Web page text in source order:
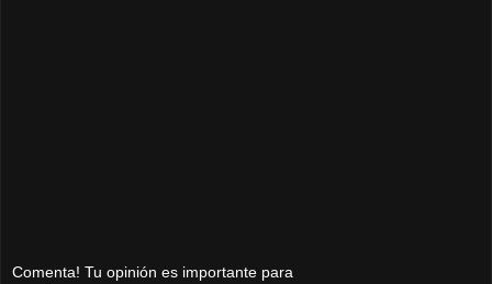
Comenta! Tu opinión es importante para